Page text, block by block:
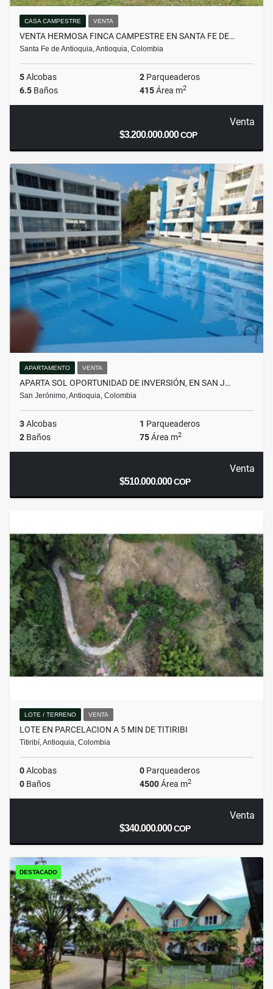
CASA CAMPESTRE VENTA
VENTA HERMOSA FINCA CAMPESTRE EN SANTA FE DE…
Santa Fe de Antioquia, Antioquia, Colombia
5Alcobas 2 Parqueaderos
6.5 Baños 415Área m2
Venta
$3.200.000.000COP
APARTAMENTO VENTA
APARTA SOL OPORTUNIDAD DE INVERSIÓN, EN SAN J…
San Jerónimo, Antioquia, Colombia
3Alcobas 1 Parqueaderos
2 Baños 75Área m2
Venta
$510.000.000COP
LOTE / TERRENO VENTA
LOTE EN PARCELACION A 5 MIN DE TITIRIBI
Titiribí, Antioquia, Colombia
0Alcobas 0 Parqueaderos
0 Baños 4500Área m2
Venta
$340.000.000COP
DESTACADO